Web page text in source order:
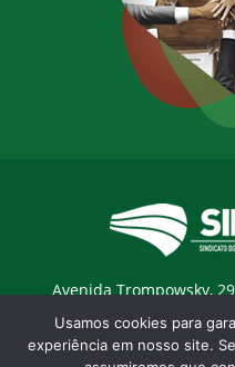
Avenida Trompowsky,
Trompowsky Corporate -
88015-300 |E-mail:
Usamos cookies para
experiência em nosso site.